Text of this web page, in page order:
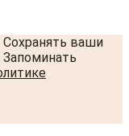
Сохранять ваши
Запоминать